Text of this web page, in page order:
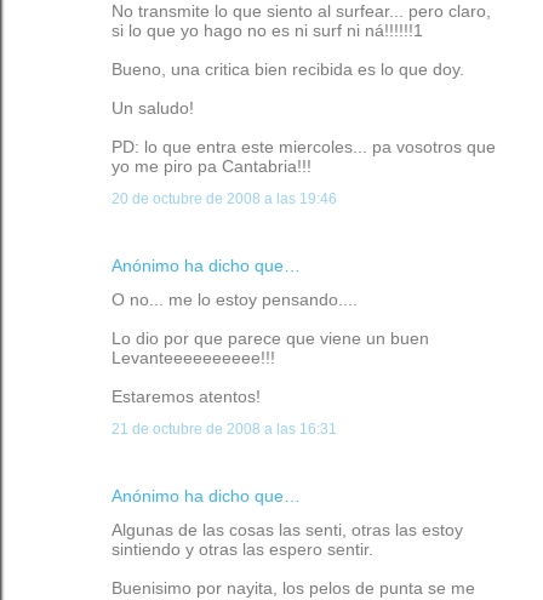
No transmite lo que siento al surfear... pero claro,
si lo que yo hago no es ni surf ni ná!!!!!!1
Bueno, una critica bien recibida es lo que doy.
Un saludo!
PD: lo que entra este miercoles... pa vosotros que
yo me piro pa Cantabria!!!
20 de octubre de 2008 a las 19:46
Anónimo ha dicho que…
O no... me lo estoy pensando....
Lo dio por que parece que viene un buen
Levanteeeeeeeeee!!!
Estaremos atentos!
21 de octubre de 2008 a las 16:31
Anónimo ha dicho que…
Algunas de las cosas las senti, otras las estoy
sintiendo y otras las espero sentir.
Buenisimo por nayita, los pelos de punta se me